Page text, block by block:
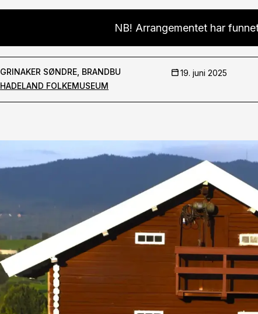
NB! Arrangementet har
GRINAKER SØNDRE, BRANDBU
HADELAND FOLKEMUSEUM
19. juni 2025